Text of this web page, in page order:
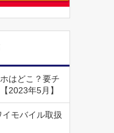
はどこ？要チ
2023年5月】
モバイル取扱